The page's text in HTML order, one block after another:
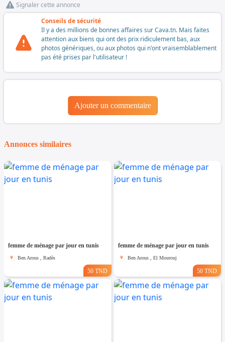
Signaler cette annonce
Conseils de sécurité
Il y a des millions de bonnes affaires sur Cava.tn. Mais faites
attention aux biens qui ont des prix ridiculement bas, aux
photos génériques, ou aux photos qui n'ont vraisemblablement
pas été prises par l'utilisateur !
Ajouter un commentaire
Annonces similaires
femme de ménage par jour en tunis
Ben Arous , Radès
50 TND
femme de ménage par jour en tunis
Ben Arous , El Mourouj
50 TND